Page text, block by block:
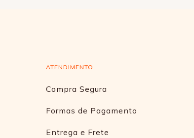
ATENDIMENTO
Compra Segura
Formas de Pagamento
Entrega e Frete